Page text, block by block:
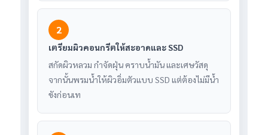
2
เตรียมผิวคอนกรีตให้สะอาดและ SSD
สกัดผิวหลวม กำจัดฝุ่น คราบน้ำมัน และเศษวัสดุ
จากนั้นพรมน้ำให้ผิวอิ่มตัวแบบ SSD แต่ต้องไม่มีน้ำ
ขังก่อนเท